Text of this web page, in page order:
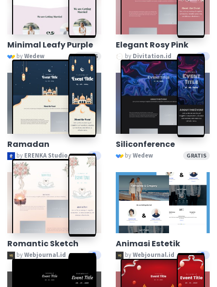
Minimal Leafy Purple
byWedew GRATIS
Elegant Rosy Pink
by Divitation.id
Ramadan
by ERENKA Studio
Siliconference
byWedew GRATIS
Romantic Sketch
byWebjournal.id
Animasi Estetik
byWebjournal.id